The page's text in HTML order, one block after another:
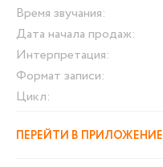
Время звучания:
Дата начала продаж:
Интерпретация:
Формат записи:
Цикл:
ПЕРЕЙТИ В ПРИЛОЖЕНИЕ